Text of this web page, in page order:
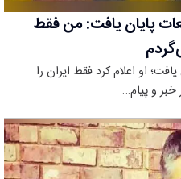
پایان یافت: من فقط
او اعلام کرد فقط ایران را
و پیام…